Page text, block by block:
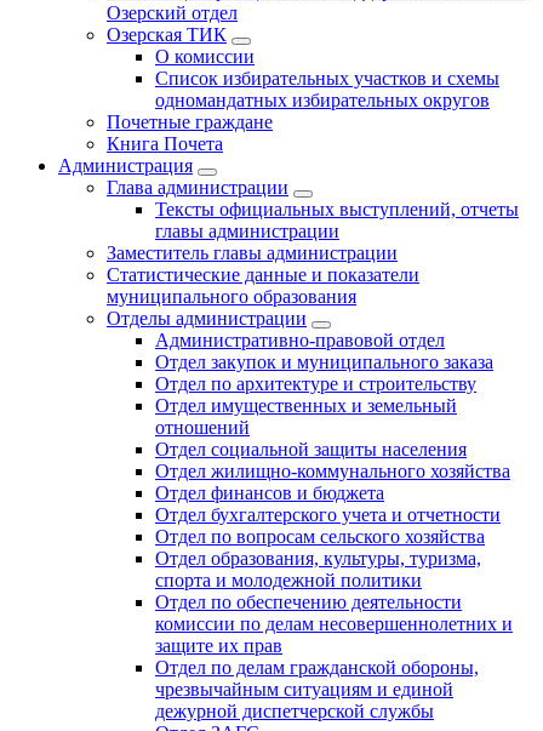
Озерский отдел
Озерская ТИК
О комиссии
Список избирательных участков и схемы
одномандатных избирательных округов
Почетные граждане
Книга Почета
Администрация
Глава администрации
Тексты официальных выступлений, отчеты
главы администрации
Заместитель главы администрации
Статистические данные и показатели
муниципального образования
Отделы администрации
Административно-правовой отдел
Отдел закупок и муниципального заказа
Отдел по архитектуре и строительству
Отдел имущественных и земельный
отношений
Отдел социальной защиты населения
Отдел жилищно-коммунального хозяйства
Отдел финансов и бюджета
Отдел бухгалтерского учета и отчетности
Отдел по вопросам сельского хозяйства
Отдел образования, культуры, туризма,
спорта и молодежной политики
Отдел по обеспечению деятельности
комиссии по делам несовершеннолетних и
защите их прав
Отдел по делам гражданской обороны,
чрезвычайным ситуациям и единой
дежурной диспетчерской службы